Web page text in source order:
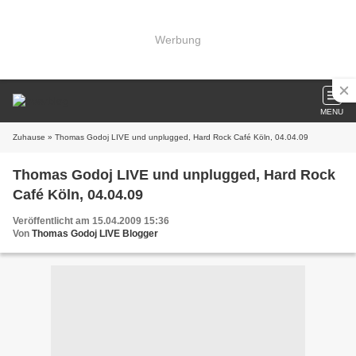
Werbung
MENU
Zuhause » Thomas Godoj LIVE und unplugged, Hard Rock Café Köln, 04.04.09
Thomas Godoj LIVE und unplugged, Hard Rock
Café Köln, 04.04.09
Veröffentlicht am 15.04.2009 15:36
Von Thomas Godoj LIVE Blogger